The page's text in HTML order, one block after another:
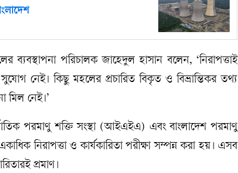
পরিচালক জাহেদুল হাসান বলেন, ‘নিরাপত্তাই
নেই। কিছু মহলের প্রচারিত বিকৃত ও বিভ্রান্তিকর তথ্য
মিল নেই।’
পরমাণু শক্তি সংস্থা (আইএইএ) এবং বাংলাদেশ পরমাণু
নিরাপত্তা ও কার্যকারিতা পরীক্ষা সম্পন্ন করা হয়। এসব
প্রমাণ।